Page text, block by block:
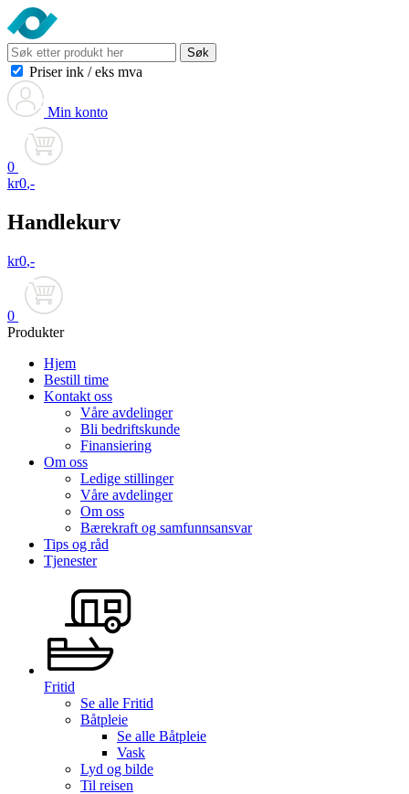
Søk
Priser ink / eks mva
Min konto
0
kr0,-
Handlekurv
kr0,-
0
Produkter
Hjem
Bestill time
Kontakt oss
Våre avdelinger
Bli bedriftskunde
Finansiering
Om oss
Ledige stillinger
Våre avdelinger
Om oss
Bærekraft og samfunnsansvar
Tips og råd
Tjenester
Fritid
Se alle Fritid
Båtpleie
Se alle Båtpleie
Vask
Lyd og bilde
Til reisen